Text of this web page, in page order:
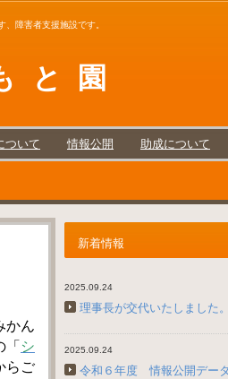
障害者支援施設です。
と 園
ついて 情報公開 助成について
新着情報
2025.09.24
理事長が交代いたしました
2025.09.24
令和６年度 情報公開デー
かん
シ
らご